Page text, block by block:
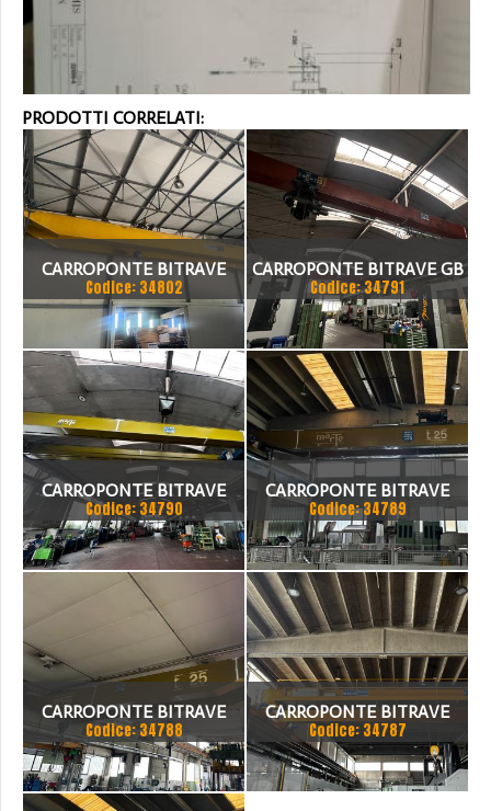
PRODOTTI CORRELATI:
CARROPONTE BITRAVE
MELONI 10 TON
SCARTAMENTO 18875 MM
ANNO 1980
Codice: 34802
CARROPONTE BITRAVE GB
8 TON SCARTAMENTO
17000 MM
Codice: 34791
CARROPONTE BITRAVE
MARTE 20 TON
SCARTAMENTO 17000 MM
ANNO 1997
Codice: 34790
CARROPONTE BITRAVE
MARTE 25 TON
SCARTAMENTO 16000 MM
Codice: 34789
CARROPONTE BITRAVE
MARTE 25 TON
SCARTAMENTO 14000 MM
Codice: 34788
CARROPONTE BITRAVE
SICC 30 TON
SCARTAMENTO 14000 MM
Codice: 34787